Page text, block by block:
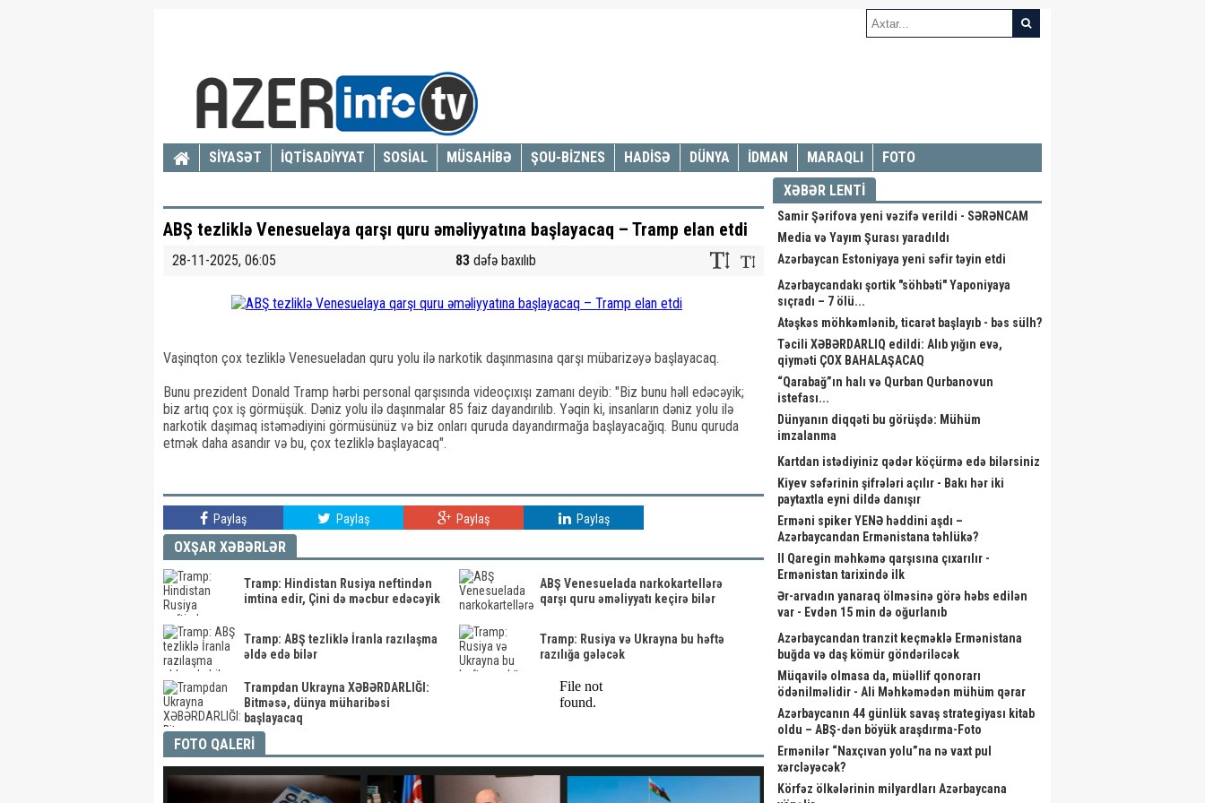
SİYASƏT İQTİSADİYYAT SOSİAL MÜSAHİBƏ ŞOU-BİZNES HADİSƏ DÜNYA İDMAN MARAQLI FOTO
ABŞ tezliklə Venesuelaya qarşı quru əməliyyatına başlayacaq – Tramp elan etdi
28-11-2025, 06:05 83 dəfə baxılıb
Vaşinqton çox tezliklə Venesueladan quru yolu ilə narkotik daşınmasına qarşı mübarizəyə başlayacaq.
Bunu prezident Donald Tramp hərbi personal qarşısında videoçıxışı zamanı deyib: "Biz bunu həll edəcəyik;
biz artıq çox iş görmüşük. Dəniz yolu ilə daşınmalar 85 faiz dayandırılıb. Yəqin ki, insanların dəniz yolu ilə
narkotik daşımaq istəmədiyini görmüsünüz və biz onları quruda dayandırmağa başlayacağıq. Bunu quruda
etmək daha asandır və bu, çox tezliklə başlayacaq".
Paylaş Paylaş Paylaş Paylaş
OXŞAR XƏBƏRLƏR
Tramp: Hindistan Rusiya neftindən
imtina edir, Çini də məcbur edəcəyik
ABŞ Venesuelada narkokartellərə
qarşı quru əməliyyatı keçirə bilər
Tramp: ABŞ tezliklə İranla razılaşma
əldə edə bilər
Tramp: Rusiya və Ukrayna bu həftə
razılığa gələcək
Trampdan Ukrayna XƏBƏRDARLIĞI:
Bitməsə, dünya müharibəsi
başlayacaq
FOTO QALERİ
XƏBƏR LENTİ
Samir Şərifova yeni vəzifə verildi - SƏRƏNCAM
Media və Yayım Şurası yaradıldı
Azərbaycan Estoniyaya yeni səfir təyin etdi
Azərbaycandakı şortik "söhbəti" Yaponiyaya
sıçradı – 7 ölü...
Atəşkəs möhkəmlənib, ticarət başlayıb - bəs sülh?
Təcili XƏBƏRDARLIQ edildi: Alıb yığın evə,
qiyməti ÇOX BAHALAŞACAQ
“Qarabağ”ın halı və Qurban Qurbanovun
istefası...
Dünyanın diqqəti bu görüşdə: Mühüm
imzalanma
Kartdan istədiyiniz qədər köçürmə edə bilərsiniz
Kiyev səfərinin şifrələri açılır - Bakı hər iki
paytaxtla eyni dildə danışır
Erməni spiker YENƏ həddini aşdı –
Azərbaycandan Ermənistana təhlükə?
II Qaregin məhkəmə qarşısına çıxarılır -
Ermənistan tarixində ilk
Ər-arvadın yanaraq ölməsinə görə həbs edilən
var - Evdən 15 min də oğurlanıb
Azərbaycandan tranzit keçməklə Ermənistana
buğda və daş kömür göndəriləcək
Müqavilə olmasa da, müəllif qonorarı
ödənilməlidir - Ali Məhkəmədən mühüm qərar
Azərbaycanın 44 günlük savaş strategiyası kitab
oldu – ABŞ-dən böyük araşdırma-Foto
Ermənilər “Naxçıvan yolu”na nə vaxt pul
xərcləyəcək?
Körfəz ölkələrinin milyardları Azərbaycana